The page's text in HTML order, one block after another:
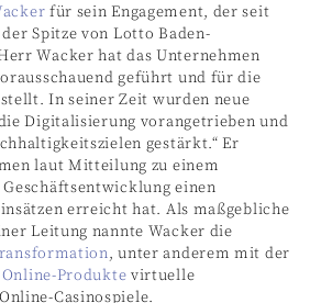
für sein Engagement, der seit
Spitze von Lotto Baden-
Wacker hat das Unternehmen
geführt und für die
In seiner Zeit wurden neue
Digitalisierung vorangetrieben und
gestärkt.“ Er
laut Mitteilung zu einem
einen
erreicht hat. Als maßgebliche
Leitung nannte Wacker die
, unter anderem mit der
Online-Produkte virtuelle
Casinospiele.